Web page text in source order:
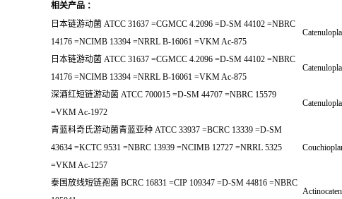
相关产品 ：
日本链游动菌 ATCC 31637 =CGMCC 4.2096 =D-SM 44102 =NBRC
14176 =NCIMB 13394 =NRRL B-16061 =VKM Ac-875
日本链游动菌 ATCC 31637 =CGMCC 4.2096 =D-SM 44102 =NBRC
14176 =NCIMB 13394 =NRRL B-16061 =VKM Ac-875
深酒红短链游动菌 ATCC 700015 =D-SM 44707 =NBRC 15579
=VKM Ac-1972
青蓝科奇氏游动菌青蓝亚种 ATCC 33937 =BCRC 13339 =D-SM
43634 =KCTC 9531 =NBRC 13939 =NCIMB 12727 =NRRL 5325
=VKM Ac-1257
泰国放线短链孢菌 BCRC 16831 =CIP 109347 =D-SM 44816 =NBRC